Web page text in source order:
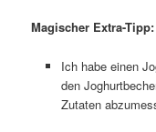
Magischer Extra-Tipp:
Ich habe einen
den
Zutaten